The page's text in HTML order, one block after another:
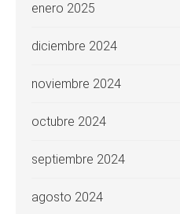
enero 2025
diciembre 2024
noviembre 2024
octubre 2024
septiembre 2024
agosto 2024